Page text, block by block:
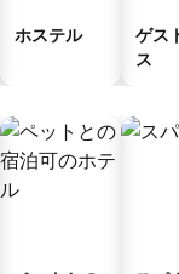
ホステル
ゲス
ス